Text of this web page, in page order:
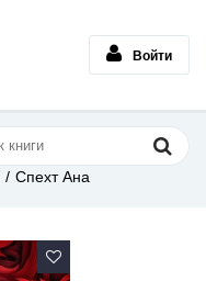
Войти
Спехт Ана